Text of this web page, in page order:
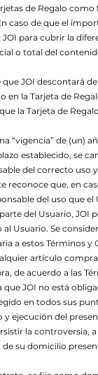
de Regalo
caso de que el
para cubrir la
o total del
JOI descontará
en la Tarjeta de
la Tarjeta de
“vigencia” de (un)
establecido, se
del correcto uso
reconoce que, en
del uso que
del Usuario, JOI
al Usuario. Se
a estos Términos y
artículo
de acuerdo a las
JOI no está
en todos sus
ejecución del
la controversia,
su domicilio